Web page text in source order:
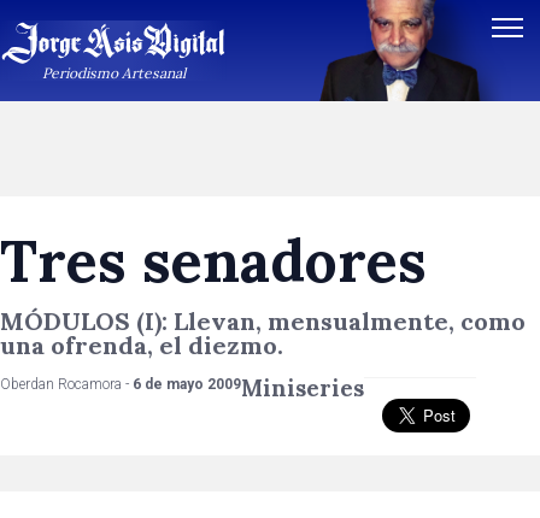
Periodismo Artesanal
Tres senadores
MÓDULOS (I): Llevan, mensualmente, como
una ofrenda, el diezmo.
Oberdan Rocamora - 6 de mayo 2009Miniseries